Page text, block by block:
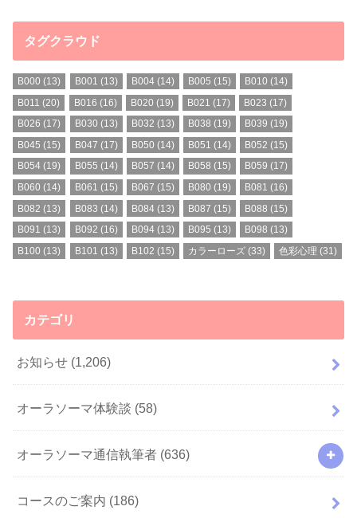
タグクラウド
B000 (13) B001 (13) B004(14) B005 (15) B010 (14)
B011 (20) B016 (16) B020 (19) B021 (17) B023 (17)
B026 (17) B030 (13) B032 (13) B038 (19) B039 (19)
B045 (15) B047 (17) B050 (14) B051 (14) B052 (15)
B054 (19) B055 (14) B057 (14) B058 (15) B059 (17)
B060 (14) B061 (15) B067 (15) B080 (19) B081 (16)
B082 (13) B083 (14) B084(13) B087 (15) B088 (15)
B091 (13) B092 (16) B094(13) B095 (13) B098 (13)
B100 (13) B101 (13) B102 (15) カラーローズ (33) 色彩心理 (31)
カテゴリ
お知らせ (1,206)
オーラソーマ体験談 (58)
オーラソーマ通信執筆者 (636)
コースのご案内 (186)